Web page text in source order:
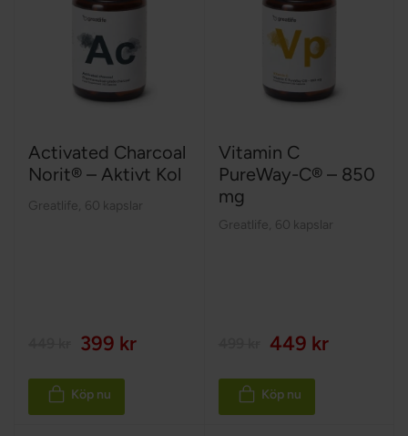
Activated Charcoal
Norit® – Aktivt Kol
Greatlife 60 kapslar
399 kr
Köp nu
Vitamin C
PureWay-C® – 850
mg
Greatlife 60 kapslar
449 kr
Köp nu